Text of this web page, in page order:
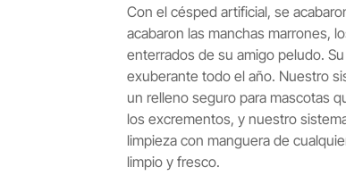
Con el césped artificial, se
acabaron las manchas marrones,
enterrados de su amigo peludo.
exuberante todo el año. Nuestro
un relleno seguro para mascotas
los excrementos, y nuestro
limpieza con manguera de
limpio y fresco.